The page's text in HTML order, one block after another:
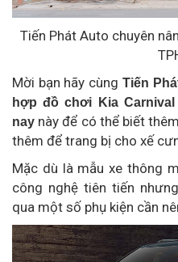
Tiến Phát Auto chuyên
Mời bạn hãy cùng Tiến
hợp đồ chơi Kia
nay này để có thể biết
thêm để trang bị cho xế
Mặc dù là mẫu xe thông
công nghệ tiên tiến
qua một số phụ kiện cần